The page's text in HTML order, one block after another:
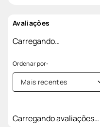
Avaliações
Carregando…
Mais recentes
Carregando avaliações…